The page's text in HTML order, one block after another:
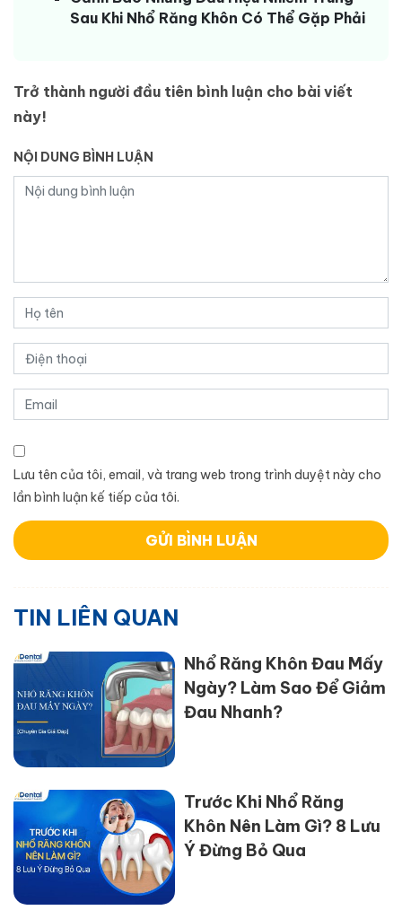
Sau Khi Nhổ Răng Khôn Có Thể Gặp Phải
Trở thành người đầu tiên bình luận cho bài viết
này!
NỘI DUNG BÌNH LUẬN
Lưu tên của tôi, email, và trang web trong trình duyệt này cho
lần bình luận kế tiếp của tôi.
TIN LIÊN QUAN
Nhổ Răng Khôn Đau Mấy
Ngày? Làm Sao Để Giảm
Đau Nhanh?
Trước Khi Nhổ Răng
Khôn Nên Làm Gì? 8 Lưu
Ý Đừng Bỏ Qua